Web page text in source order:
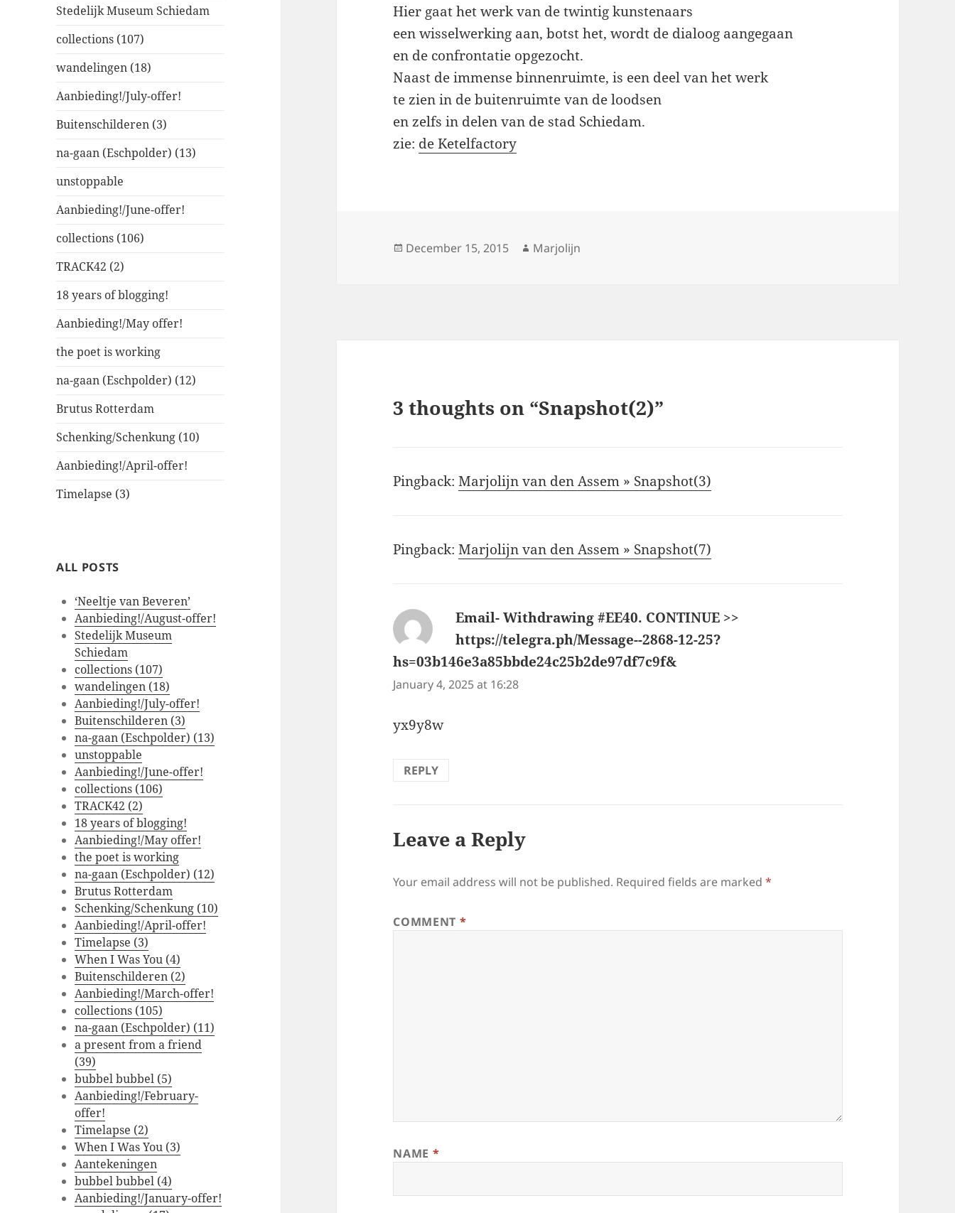
Stedelijk Museum Schiedam
collections (107)
wandelingen (18)
Aanbieding!/July-offer!
Buitenschilderen (3)
na-gaan (Eschpolder) (13)
unstoppable
Aanbieding!/June-offer!
collections (106)
TRACK42 (2)
18 years of blogging!
Aanbieding!/May offer!
the poet is working
na-gaan (Eschpolder) (12)
Brutus Rotterdam
Schenking/Schenkung (10)
Aanbieding!/April-offer!
Timelapse (3)
ALL POSTS
‘Neeltje van Beveren’
Aanbieding!/August-offer!
Stedelijk Museum
Schiedam
collections (107)
wandelingen (18)
Aanbieding!/July-offer!
Buitenschilderen (3)
na-gaan (Eschpolder) (13)
unstoppable
Aanbieding!/June-offer!
collections (106)
TRACK42 (2)
18 years of blogging!
Aanbieding!/May offer!
the poet is working
na-gaan (Eschpolder) (12)
Brutus Rotterdam
Schenking/Schenkung (10)
Aanbieding!/April-offer!
Timelapse (3)
When I Was You (4)
Buitenschilderen (2)
Aanbieding!/March-offer!
collections (105)
na-gaan (Eschpolder) (11)
a present from a friend
(39)
bubbel bubbel (5)
Aanbieding!/February-
offer!
Timelapse (2)
When I Was You (3)
Aantekeningen
bubbel bubbel (4)
Aanbieding!/January-offer!
Hier gaat het werk van de twintig kunstenaars
een wisselwerking aan, botst het, wordt de dialoog aangegaan
en de confrontatie opgezocht.
Naast de immense binnenruimte, is een deel van het werk
te zien in de buitenruimte van de loodsen
en zelfs in delen van de stad Schiedam.
zie: de Ketelfactory
Posted
December 15, 2015 Author
Marjolijn
3 thoughts on “Snapshot(2)”
Pingback:Marjolijn van den Assem » Snapshot(3)
Pingback:Marjolijn van den Assem » Snapshot(7)
Email- Withdrawing #EE40. CONTINUE >>
https://telegra.ph/Message--2868-12-25?
hs=03b146e3a85bbde24c25b2de97df7c9f&
January 4, 2025 at 16:28
yx9y8w
REPLY
Leave a Reply
Your email address will not be published. Required fields are marked*
COMMENT *
NAME *